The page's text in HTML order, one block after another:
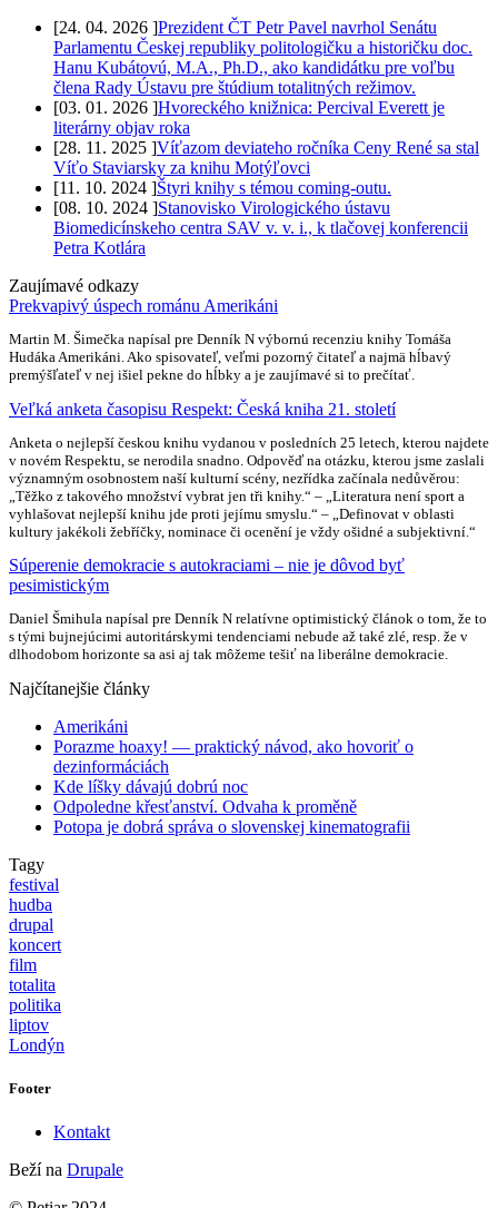
[24. 04. 2026 ]Prezident ČT Petr Pavel navrhol Senátu
Parlamentu Českej republiky politologičku a historičku doc.
Hanu Kubátovú, M.A., Ph.D., ako kandidátku pre voľbu
člena Rady Ústavu pre štúdium totalitných režimov.
[03. 01. 2026 ]Hvoreckého knižnica: Percival Everett je
literárny objav roka
[28. 11. 2025 ]Víťazom deviateho ročníka Ceny René sa stal
Víťo Staviarsky za knihu Motýľovci
[11. 10. 2024 ]Štyri knihy s témou coming-outu.
[08. 10. 2024 ]Stanovisko Virologického ústavu
Biomedicínskeho centra SAV v. v. i., k tlačovej konferencii
Petra Kotlára
Zaujímavé odkazy
Prekvapivý úspech románu Amerikáni
Martin M. Šimečka napísal pre Denník N výbornú recenziu knihy Tomáša
Hudáka Amerikáni. Ako spisovateľ, veľmi pozorný čitateľ a najmä hĺbavý
premýšľateľ v nej išiel pekne do hĺbky a je zaujímavé si to prečítať.
Veľká anketa časopisu Respekt: Česká kniha 21. století
Anketa o nejlepší českou knihu vydanou v posledních 25 letech, kterou najdete
v novém Respektu, se nerodila snadno. Odpověď na otázku, kterou jsme zaslali
významným osobnostem naší kulturní scény, nezřídka začínala nedůvěrou:
„Těžko z takového množství vybrat jen tři knihy.“ – „Literatura není sport a
vyhlašovat nejlepší knihu jde proti jejímu smyslu.“ – „Definovat v oblasti
kultury jakékoli žebříčky, nominace či ocenění je vždy ošidné a subjektivní.“
Súperenie demokracie s autokraciami – nie je dôvod byť
pesimistickým
Daniel Šmihula napísal pre Denník N relatívne optimistický článok o tom, že to
s tými bujnejúcimi autoritárskymi tendenciami nebude až také zlé, resp. že v
dlhodobom horizonte sa asi aj tak môžeme tešiť na liberálne demokracie.
Najčítanejšie články
Amerikáni
Porazme hoaxy! — praktický návod, ako hovoriť o
dezinformáciách
Kde líšky dávajú dobrú noc
Odpoledne křesťanství. Odvaha k proměně
Potopa je dobrá správa o slovenskej kinematografii
Tagy
festival
hudba
drupal
koncert
film
totalita
politika
liptov
Londýn
Footer
Kontakt
Beží na Drupale